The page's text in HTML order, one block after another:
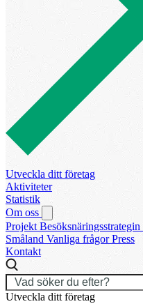
Utveckla ditt företag
Aktiviteter
Statistik
Om oss
Projekt Besöksnäringsstrategin
Småland Vanliga frågorPress
Kontakt
Utveckla ditt företag